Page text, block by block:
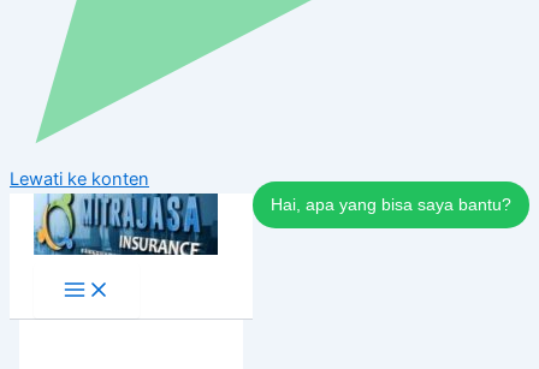
Hai, apa yang bisa saya bantu?
Lewati ke konten